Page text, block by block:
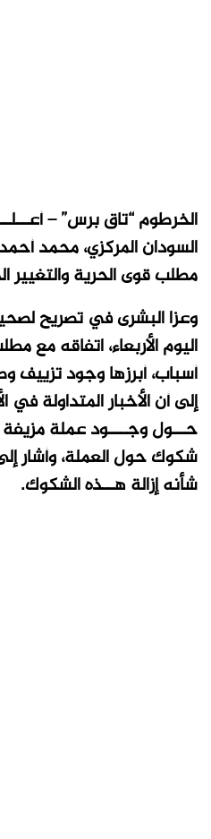
الخرطوم “تاق برس” –
السودان المركزي، محمد
مطلب قوى الحرية والتغيير
وعزا البشرى في تصريح
اليوم الأربعاء، اتفاقه مع
أسباب، أبرزها وجود تزييف
إلى أن الأخبار المتداولة في
حــول وجـــود عملة
شكوك حول العملة، وأشار
شأنه إزالة هــذه الشكوك.